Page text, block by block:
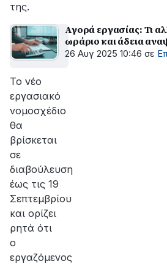
της.
Αγορά εργασίας: Τι
ωράριο και άδεια
26 Αυγ 2025 10:46 σε
Το νέο
εργασιακό
νομοσχέδιο
θα
βρίσκεται
σε
διαβούλευση
έως τις 19
Σεπτεμβρίου
και ορίζει
ρητά ότι
ο
εργαζόμενος